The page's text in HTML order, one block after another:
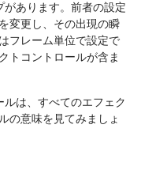
があります。前者の設定
変更し、その出現の瞬
フレーム単位で設定で
トコントロールが含ま
は、すべてのエフェク
の意味を見てみましょ